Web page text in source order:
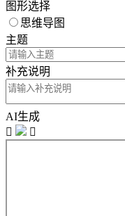
图形选择
思维导图
主题
补充说明
AI生成

